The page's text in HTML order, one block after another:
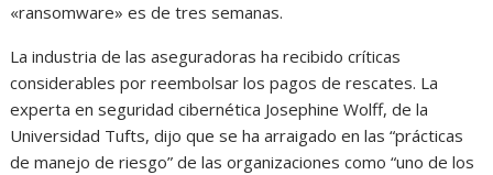
«ransomware» es de tres semanas.
La industria de las aseguradoras ha recibido críticas
considerables por reembolsar los pagos de rescates. La
experta en seguridad cibernética Josephine Wolff, de la
Universidad Tufts, dijo que se ha arraigado en las “prácticas
de manejo de riesgo” de las organizaciones como “uno de los